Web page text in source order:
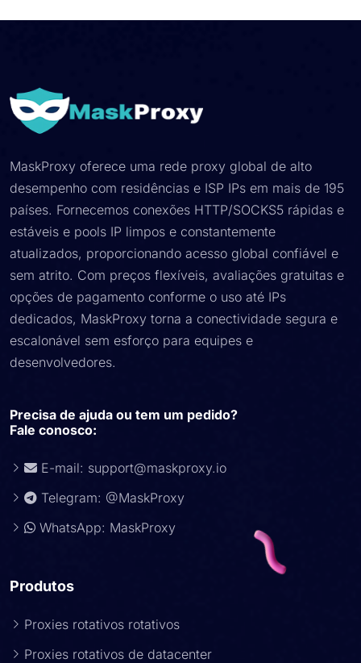
MaskProxy oferece uma rede proxy global de alto
desempenho com residências e ISP IPs em mais de 195
países. Fornecemos conexões HTTP/SOCKS5 rápidas e
estáveis ​​e pools IP limpos e constantemente
atualizados, proporcionando acesso global confiável e
sem atrito. Com preços flexíveis, avaliações gratuitas e
opções de pagamento conforme o uso até IPs
dedicados, MaskProxy torna a conectividade segura e
escalonável sem esforço para equipes e
desenvolvedores.
Precisa de ajuda ou tem um pedido?
Fale conosco:
E-mail: support@maskproxy.io
Telegram: @MaskProxy
WhatsApp: MaskProxy
Produtos
Proxies rotativos rotativos
Proxies rotativos de datacenter